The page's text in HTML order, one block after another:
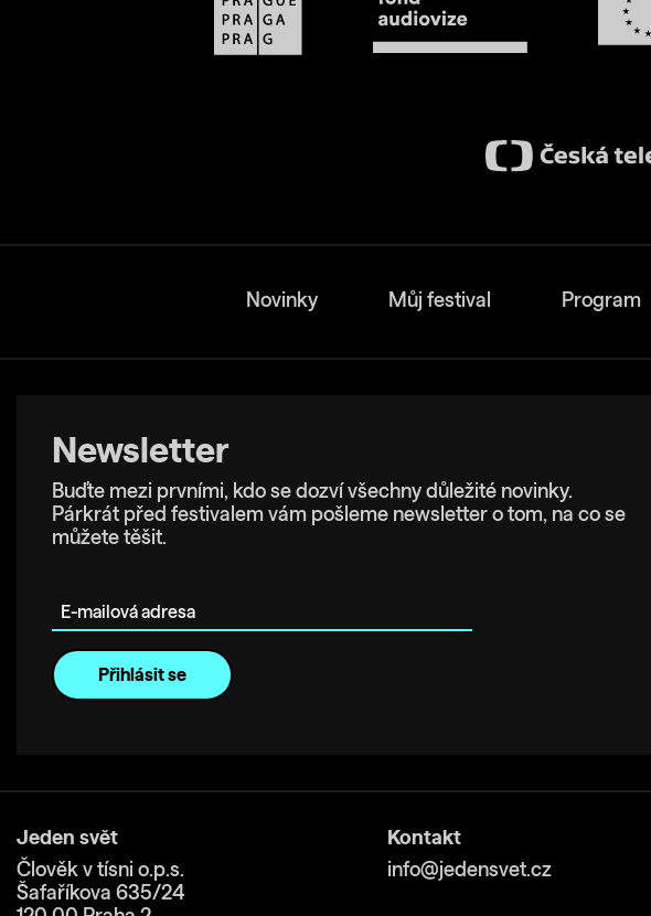
Novinky Můj festival Program
Newsletter
Buďte mezi prvními, kdo se dozví všechny důležité novinky.
Párkrát před festivalem vám pošleme newsletter o tom, na co se
můžete těšit.
Jeden svět
Člověk v tísni o.p.s.
Šafaříkova 635/24
Kontakt
info@jedensvet.cz